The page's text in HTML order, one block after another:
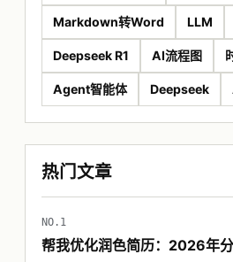
Markdown转Word LLM
Deepseek R1 AI流程图
Agent智能体 Deepseek
热门文章
NO.1
帮我优化润色简历：2026年